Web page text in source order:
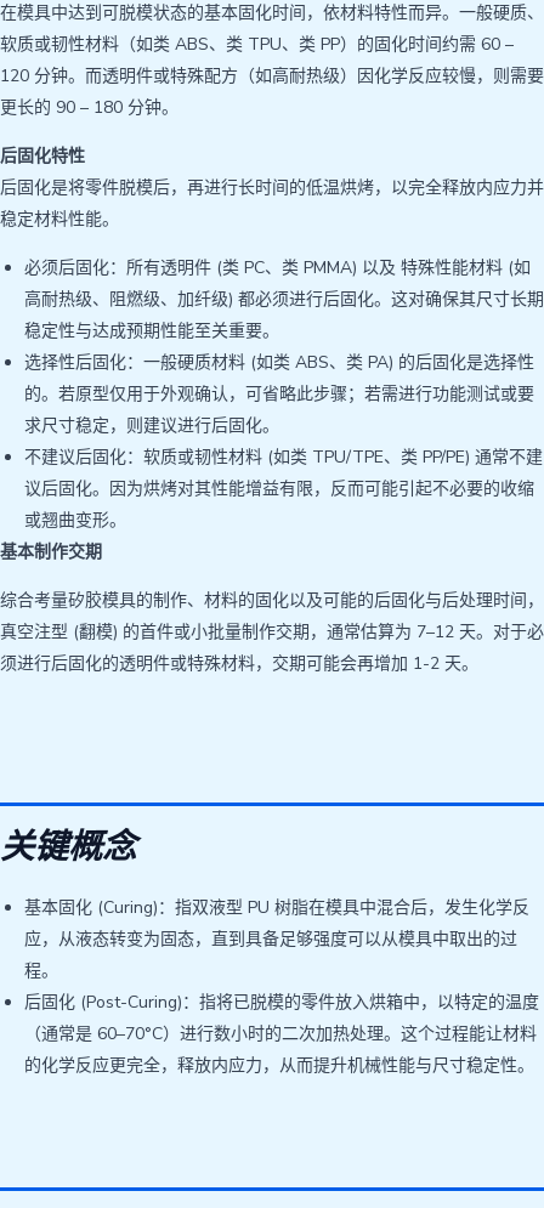
在模具中达到可脱模状态的基本固化时间，依材料特性而异。一般硬质、
软质或韧性材料（如类 ABS、类 TPU、类 PP）的固化时间约需 60 –
120 分钟。而透明件或特殊配方（如高耐热级）因化学反应较慢，则需要
更长的 90 – 180 分钟。
后固化特性
后固化是将零件脱模后，再进行长时间的低温烘烤，以完全释放内应力并
稳定材料性能。
必须后固化：所有透明件 (类 PC、类 PMMA) 以及 特殊性能材料 (如
高耐热级、阻燃级、加纤级) 都必须进行后固化。这对确保其尺寸长期
稳定性与达成预期性能至关重要。
选择性后固化：一般硬质材料 (如类 ABS、类 PA) 的后固化是选择性
的。若原型仅用于外观确认，可省略此步骤；若需进行功能测试或要
求尺寸稳定，则建议进行后固化。
不建议后固化：软质或韧性材料 (如类 TPU/TPE、类 PP/PE) 通常不建
议后固化。因为烘烤对其性能增益有限，反而可能引起不必要的收缩
或翘曲变形。
基本制作交期
综合考量矽胶模具的制作、材料的固化以及可能的后固化与后处理时间，
真空注型 (翻模) 的首件或小批量制作交期，通常估算为 7–12 天。对于必
须进行后固化的透明件或特殊材料，交期可能会再增加 1-2 天。
关键概念
基本固化 (Curing)：指双液型 PU 树脂在模具中混合后，发生化学反
应，从液态转变为固态，直到具备足够强度可以从模具中取出的过
程。
后固化 (Post-Curing)：指将已脱模的零件放入烘箱中，以特定的温度
（通常是 60–70°C）进行数小时的二次加热处理。这个过程能让材料
的化学反应更完全，释放内应力，从而提升机械性能与尺寸稳定性。